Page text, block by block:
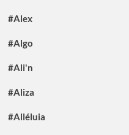
#Alex
#Algo
#Ali'n
#Aliza
#Alléluia